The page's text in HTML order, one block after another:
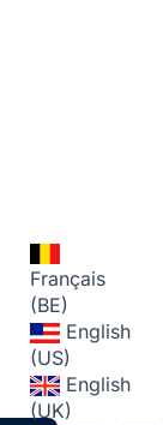
Français
(BE)
English
(US)
English
(UK)